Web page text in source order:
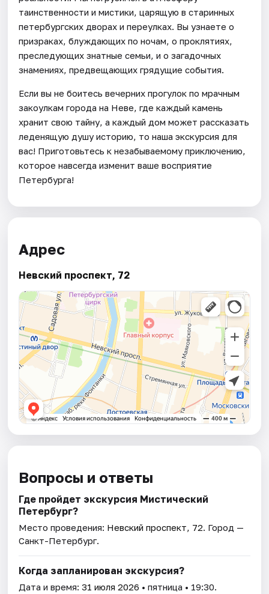
таинственности и мистики, царящую в старинных
петербургских дворах и переулках. Вы узнаете о
призраках, блуждающих по ночам, о проклятиях,
преследующих знатные семьи, и о загадочных
знамениях, предвещающих грядущие события.
Если вы не боитесь вечерних прогулок по мрачным
закоулкам города на Неве, где каждый камень
хранит свою тайну, а каждый дом может рассказать
леденящую душу историю, то наша экскурсия для
вас! Приготовьтесь к незабываемому приключению,
которое навсегда изменит ваше восприятие
Петербурга!
Адрес
Невский проспект, 72
Вопросы и ответы
Где пройдет экскурсия Мистический
Петербург?
Место проведения: Невский проспект, 72. Город —
Санкт-Петербург.
Когда запланирован экскурсия?
Дата и время:31 июля 2026 • пятница • 19:30.